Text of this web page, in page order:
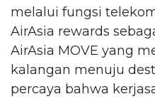
melalui fungsi
AirAsia rewards
AirAsia MOVE yang
kalangan menuju
percaya bahwa